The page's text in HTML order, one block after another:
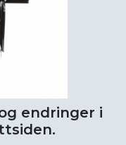
endringer i